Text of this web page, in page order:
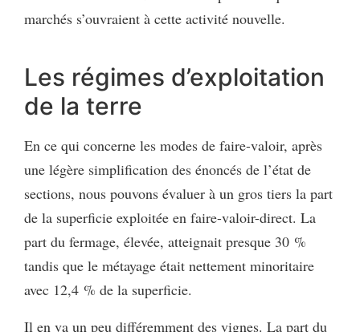
marchés s’ouvraient à cette activité nouvelle.
Les régimes d’exploitation
de la terre
En ce qui concerne les modes de faire-valoir, après
une légère simplification des énoncés de l’état de
sections, nous pouvons évaluer à un gros tiers la part
de la superficie exploitée en faire-valoir-direct. La
part du fermage, élevée, atteignait presque 30 %
tandis que le métayage était nettement minoritaire
avec 12,4 % de la superficie.
Il en va un peu différemment des vignes. La part du